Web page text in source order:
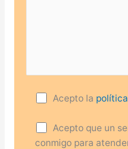
Acepto la
Acepto que un
conmigo para